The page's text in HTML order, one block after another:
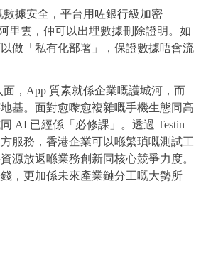
據安全，平台用咗銀行級加密
里雲，仲可以出埋數據刪除證明。如
做「私有化部署」，保證數據唔會流
面，App 質素就係企業嘅護城河，而
基。面對愈嚟愈複雜嘅手機生態同高
AI 已經係「必修課」。透過 Testin
服務，香港企業可以喺繁瑣嘅測試工
源放返喺業務創新同核心競爭力度。
，更加係未來產業鏈分工嘅大勢所